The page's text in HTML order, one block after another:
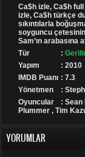
Ca$h izle, Ca$h
izle, Ca$h türkçe
sıkıntılarla
soyguncu
Sam’ın arabasına
Tür
:
Yapım
: 2010
IMDB Puanı : 7.3
Yönetmen
:
Oyuncular
:
Plummer , Tim
YORUMLAR